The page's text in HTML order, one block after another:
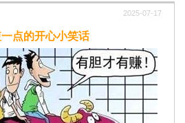
2025-07-17
点的开心小笑话